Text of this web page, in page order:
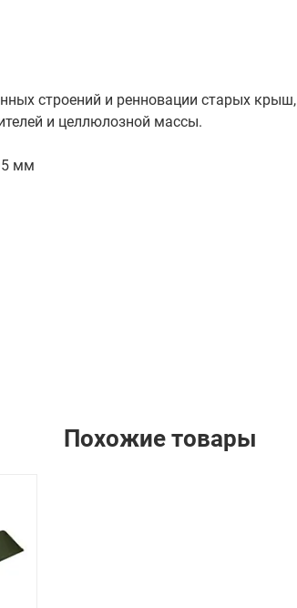
строений и ренновации старых крыш,
и целлюлозной массы.
мм
Похожие товары